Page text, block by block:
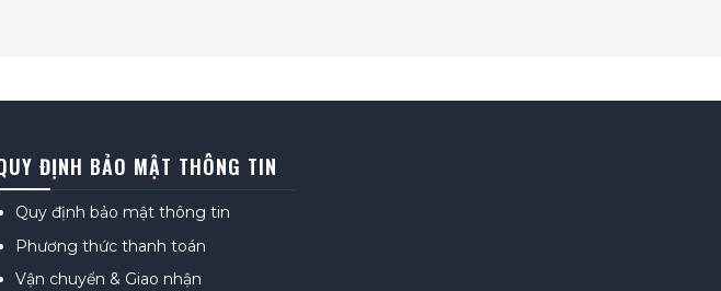
ĐỊNH BẢO MẬT THÔNG TIN
Quy định bảo mật thông tin
Phương thức thanh toán
Vận chuyển & Giao nhận